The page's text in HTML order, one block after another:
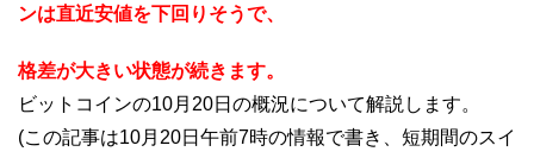
ンは直近安値を下回りそうで、
格差が大きい状態が続きます。
ビットコインの10月20日の概況について解説します。
(この記事は10月20日午前7時の情報で書き、短期間のスイ